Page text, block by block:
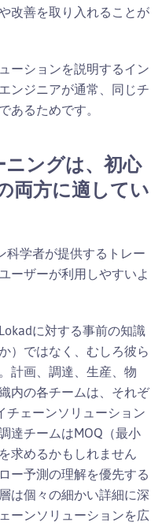
改善を取り入れることが
ーションを説明するイン
ンジニアが通常、同じチ
あるためです。
ニングは、初心
両方に適してい
科学者が提供するトレー
ーザーが利用しやすいよ
に対する事前の知識
）ではなく、むしろ彼ら
計画、調達、生産、物
内の各チームは、それぞ
チェーンソリューション
達チームはMOQ（最小
求めるかもしれません
ー予測の理解を優先する
は個々の細かい詳細に深
ーンソリューションを広